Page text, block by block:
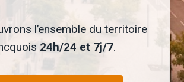
l’ensemble du territoire
24h/24 et 7j/7.